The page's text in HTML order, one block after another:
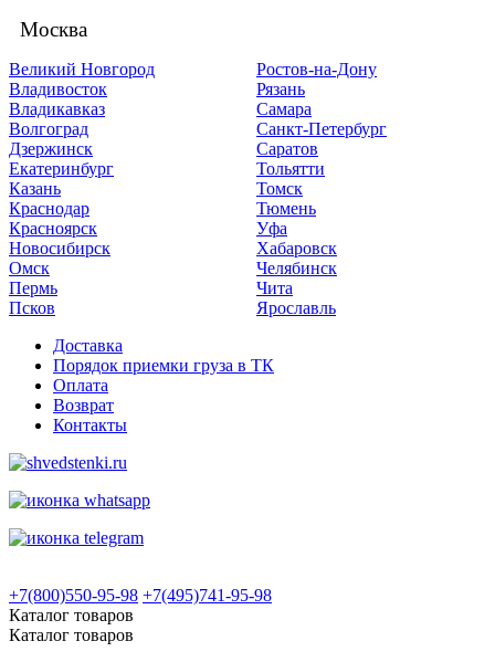
Москва
Великий Новгород
Владивосток
Владикавказ
Волгоград
Дзержинск
Екатеринбург
Казань
Краснодар
Красноярск
Новосибирск
Омск
Пермь
Псков
Ростов-на-Дону
Рязань
Самара
Санкт-Петербург
Саратов
Тольятти
Томск
Тюмень
Уфа
Хабаровск
Челябинск
Чита
Ярославль
Доставка
Порядок приемки груза в ТК
Оплата
Возврат
Контакты
+7(800)550-95-98 +7(495)741-95-98
Каталог товаров
Каталог товаров